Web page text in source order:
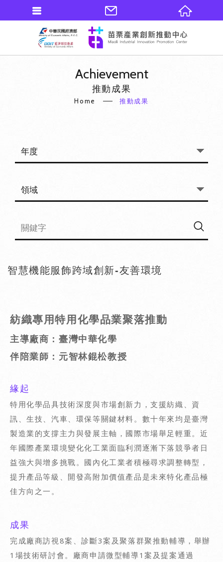
Achievement
推動成果
Home 推動成果
智慧機能服飾跨域創新-友善環境
紡織專用特用化學品業聚落推動
主導廠商：臺灣中華化學
伴陪業師：元智林錕松教授
緣起
特用化學品具技術深度與市場創新力，支援紡織、資
訊、生技、汽車、環保等關鍵材料。數十年來均是臺灣
製造業的支撐主力與發展主軸，國際市場舉足輕重。近
年國際產業環境變化化工業面臨利潤逐漸下落競爭者日
益強大與增多挑戰。國內化工業者積極尋求調整轉型，
提升產品等級、開發高附加價值產品是未來特化產品極
佳方向之一。
成果
完成廠商訪視8案、診斷3案及聚落群聚推動輔導，舉辦
1場技術研討會。廠商申請微型輔導1案及提案通過